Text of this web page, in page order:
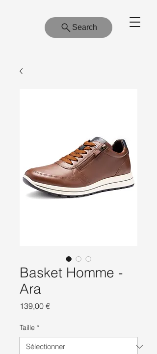
Search
Basket Homme -
Ara
139,00 €Prix
Taille *